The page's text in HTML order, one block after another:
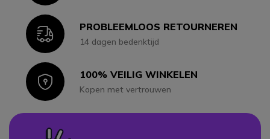
IconPROBLEEMLOOS RETOURNEREN
14 dagen bedenktijd
Icon100% VEILIG WINKELEN
Kopen met vertrouwen